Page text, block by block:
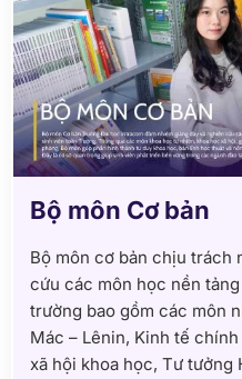
Bộ môn Cơ bản
Bộ môn cơ bản chịu trách
cứu các môn học nền
trường bao gồm các môn
Mác – Lênin, Kinh tế
xã hội khoa học, Tư tưởng